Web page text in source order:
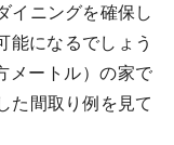
イニングを確保し
能になるでしょう
メートル）の家で
た間取り例を見て